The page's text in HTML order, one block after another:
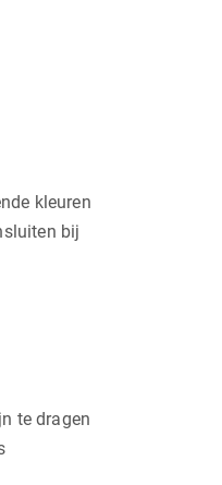
kleuren
bij
te dragen